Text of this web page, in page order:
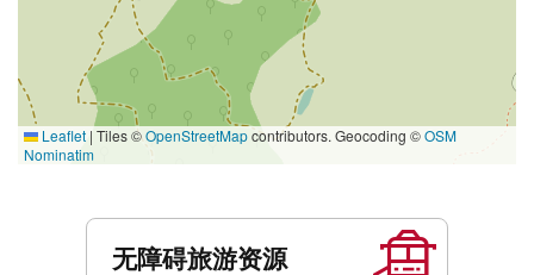
Leaflet | Tiles ©OpenStreetMapcontributors. Geocoding ©OSM
Nominatim
无障碍旅游资源